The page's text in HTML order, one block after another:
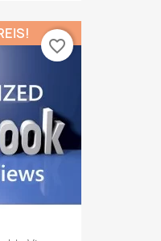
favorite_border